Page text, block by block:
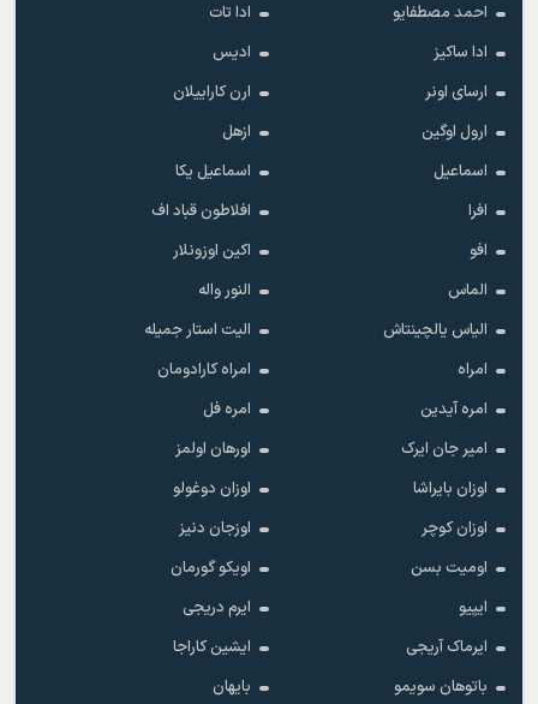
احمد مصطفایو
ادا تات
ادا ساکیز
ادیس
ارسای اونر
ارن کاراییلان
ارول اوگین
ازهل
اسماعیل
اسماعیل یکا
افرا
افلاطون قباد اف
افو
اکین اوزونلار
الماس
النور واله
الیاس یالچینتاش
الیت استار جمیله
امراه
امراه کارادومان
امره آیدین
امره فل
امیر جان ایرک
اورهان اولمز
اوزان بایراشا
اوزان دوغولو
اوزان کوچر
اوزجان دنیز
اومیت بسن
اویکو گورمان
ایپیو
ایرم دریجی
ایرماک آریجی
ایشین کاراجا
باتوهان سویمو
بایهان